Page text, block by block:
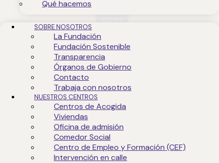
Qué hacemos
SOBRE NOSOTROS
La Fundación
Fundación Sostenible
Transparencia
Órganos de Gobierno
Contacto
Trabaja con nosotros
NUESTROS CENTROS
Centros de Acogida
Viviendas
Oficina de admisión
Comedor Social
Centro de Empleo y Formación (CEF)
Intervención en calle
IQNetES-0740-2010